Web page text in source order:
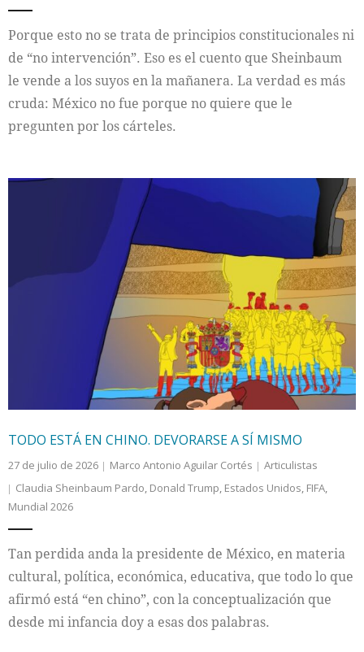
Porque esto no se trata de principios constitucionales ni
de “no intervención”. Eso es el cuento que Sheinbaum
le vende a los suyos en la mañanera. La verdad es más
cruda: México no fue porque no quiere que le
pregunten por los cárteles.
TODO ESTÁ EN CHINO. DEVORARSE A SÍ MISMO
27 de julio de 2026 Marco Antonio Aguilar Cortés
Articulistas
Claudia Sheinbaum Pardo, Donald Trump, Estados Unidos, FIFA,
Mundial 2026
Tan perdida anda la presidente de México, en materia
cultural, política, económica, educativa, que todo lo que
afirmó está “en chino”, con la conceptualización que
desde mi infancia doy a esas dos palabras.